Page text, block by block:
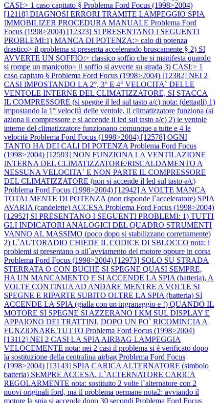
CASI:> 1 caso capitato § Problema Ford Focus (1998>2004)
[12118] DIAGNOSI ERRORI TRAMITE LAMPEGGIO SPIA
IMMOBILIZER PROCEDURA MANUALE Problema Ford
Focus (1998>2004) [12323] SI PRESENTANO I SEGUENTI
PROBLEMI:1) MANCA DI POTENZA:> calo di potenza
drastico> il problema si presenta accelerando bruscamente § 2) SI
AVVERTE UN SOFFIO:> classico soffio che si manifesta quando
si rompe un manicotto> il soffio si avverte su strada 3) CASI:> 1
caso capitato § Problema Ford Focus (1998>2004) [12382] NEI 2
CASI IMPOSTANDO LA 2°, 3° E 4° VELOCITA` DELLE
VENTOLE INTERNE DEL CLIMATIZZATORE, SI STACCA
IL COMPRESSORE (si spegne il led sul tasto a/c) nota: (dettagli) 1)
impostando la 1° velocità delle ventole, il climatizzatore funziona (si
aziona il compressore e si accende il led sul tasto a/c) 2) le ventole
interne del climatizzatore funzionano comunque a tutte e 4 le
velocità Problema Ford Focus (1998>2004) [12578] OGNI
TANTO HA DEI CALI DI POTENZA Problema Ford Focus
(1998>2004) [12593] NON FUNZIONA LA VENTILAZIONE
INTERNA DEL CLIMATIZZATORE/RISCALDAMENTO A
NESSUNA VELOCITA` E NON PARTE IL COMPRESSORE
DEL CLIMATIZZATORE (non si accende il led sul tasto a/c)
Problema Ford Focus (1998>2004) [12942] A VOLTE MANCA
TOTALMENTE DI POTENZA (non risponde l`acceleratore) SPIA
AVARIA (candelette) ACCESA Problema Ford Focus (1998>2004)
[12952] SI PRESENTANO I SEGUENTI PROBLEMI: 1) TUTTI
GLI INDICATORI ANALOGICI DEL QUADRO STRUMENTI
VANNO AL MASSIMO (poco dopo si stabilizzano correttamente)
2) L`AUTORADIO CHIEDE IL CODICE DI SBLOCCO nota: i
problemi si presentano o all`avviamento del motore oppure in corsa
Problema Ford Focus (1998>2004) [12973] SOLO SU STRADA
STERRATA O CON BUCHE SI SPEGNE QUASI SEMPRE,
HA UN MANCAMENTO E SI ACCENDE LA SPIA (batteria), A
VOLTE CONTINUA AD ANDARE MENTRE A VOLTE SI
SPEGNE E RIPARTE SUBITO OLTRE LA SPIA (batteria) SI
ACCENDE LA SPIA (gialla con un ingranaggio e !) QUANDO IL
MOTORE SI SPEGNE SI AZZERANO I KM SUL DISPLAY E
APPAIONO DEI TRATTINI, DOPO UN PO` RICOMINCIA A
FUNZIONARE TUTTO Problema Ford Focus (1998>2004)
[13112] NEI 2 CASI LA SPIA AIRBAG LAMPEGGIA
VELOCEMENTE nota: nei 2 casi il problema si è verificato dopo
la sostituzione della centralina airbag Problema Ford Focus
(1998>2004) [13143] SPIA CARICA ALTERNATORE (simbolo
batteria) SEMPRE ACCESA. L`ALTERNATORE CARICA
REGOLARMENTE nota: sostituito 2 volte l`alternatore con 2
nuovi originali ford, ma il problema permane nota2: avviando il
motore la spia si accende dopo 30 secondi Problema Ford Focus